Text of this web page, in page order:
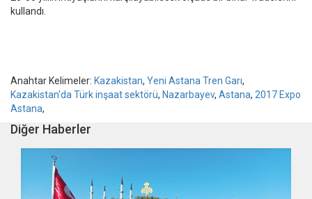
kullandı.
Anahtar Kelimeler: Kazakistan, Yeni Astana Tren Garı,
Kazakistan'da Türk inşaat sektörü, Nazarbayev, Astana, 2017 Expo
Astana,
Diğer Haberler